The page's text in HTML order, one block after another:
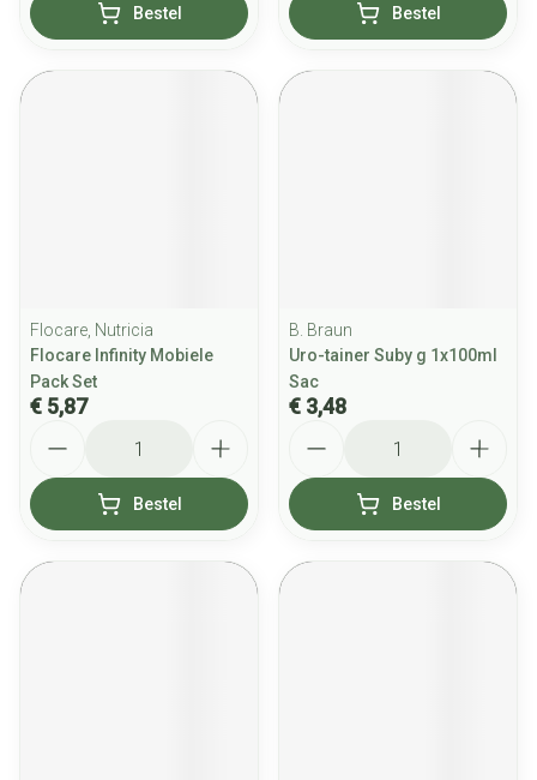
Bestel Bestel
Flocare, Nutricia
Flocare Infinity Mobiele
Pack Set
€ 5,87
Bestel
B. Braun
Uro-tainer Suby g 1x100ml
Sac
€ 3,48
Bestel